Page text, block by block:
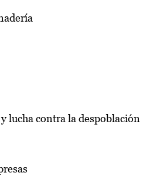
lucha contra la despoblación